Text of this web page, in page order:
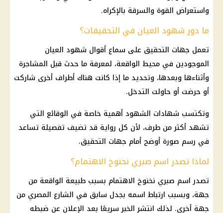
واستعراض القوة والسرقة بالإكراه.
ما دور شهود العيان في التحقيقات؟
تعمل جهات التحقيق على سماع أقوال شهود العيان
الموجودين في محيط الواقعة، لمعرفة ما حدث قبل المشاجرة
وأثناءها وبعدها، وتحديد ما إذا كانت هناك أطراف أخرى شاركت
أو حرضت أو حاولت التدخل.
وتكتسب شهادات الشهود أهمية خاصة في الوقائع التي
تشهد أكثر من طرف، لأن كل رواية قد تضيف تفصيلة تساعد
في رسم صورة أوضح أمام جهات التحقيق.
لماذا تصدر اسم صبري نخنوخ الاهتمام؟
تصدر اسم صبري نخنوخ الاهتمام بسبب طبيعة الواقعة من
جهة، وبسبب ارتباط اسمه بجدل سابق في الشارع المصري من
جهة أخرى. لذلك انتشر الخبر سريعًا بعد الإعلان عن ضبطه